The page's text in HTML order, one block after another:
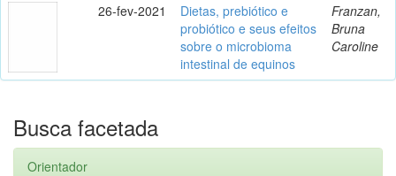
26-fev-2021
Dietas, prebiótico e
probiótico e seus efeitos
sobre o microbioma
intestinal de equinos
Franzan,
Bruna
Caroline
Busca facetada
Orientador